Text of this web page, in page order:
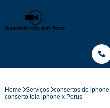
Home Serviços consertos de iphone
conserto tela iphone x Perus